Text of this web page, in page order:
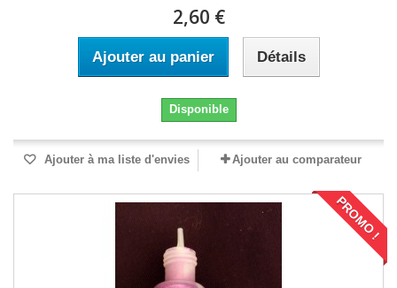
2,60 €
Ajouter au panier Détails
Disponible
Ajouter à ma liste d'envies Ajouter au comparateur
PROMO !